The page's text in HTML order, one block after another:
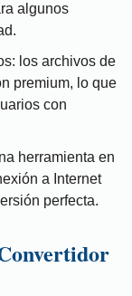
algunos
los archivos de
premium, lo que
con
herramienta en
a Internet
perfecta.